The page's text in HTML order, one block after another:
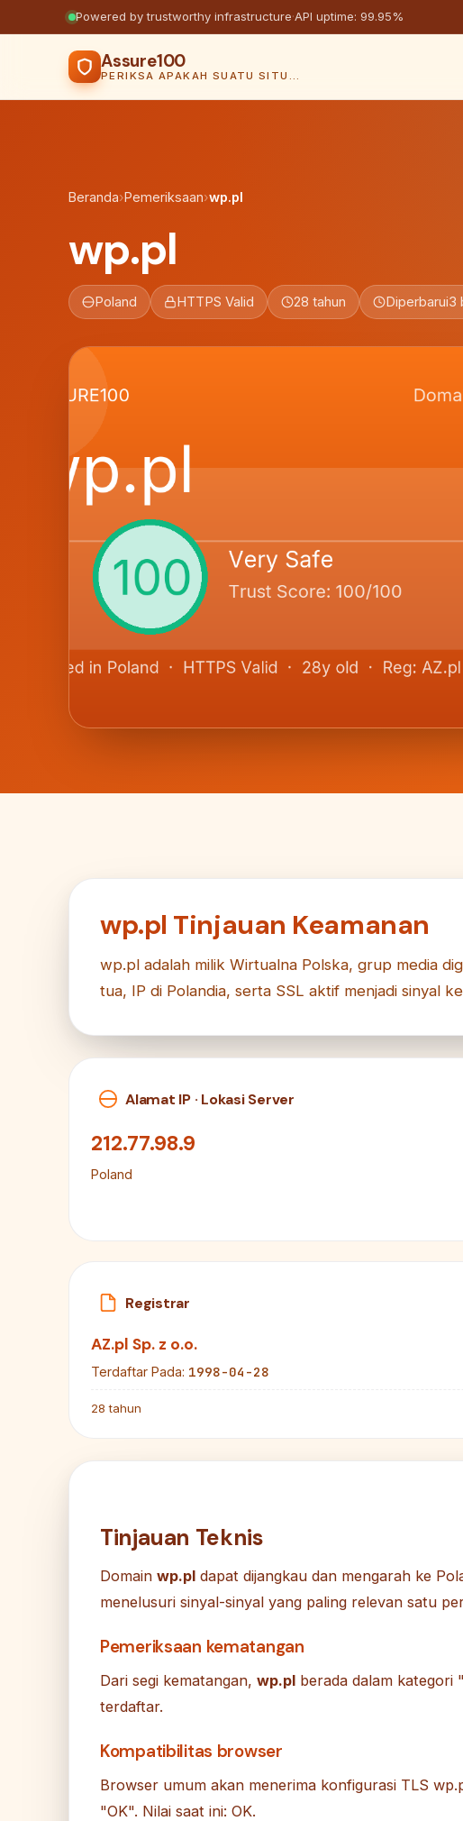
Powered by trustworthy infrastructure·API uptime: 99.95%
Assure100
PERIKSA APAKAH SUATU SITUS AMAN
Beranda›Pemeriksaan›wp.pl
wp.pl
Poland HTTPS Valid 28 tahun Diperbarui3
wp.pl Tinjauan Keamanan
wp.pl adalah milik Wirtualna Polska, grup media
tua, IP di Polandia, serta SSL aktif menjadi sinyal
Alamat IP · Lokasi Server
212.77.98.9
Poland
Registrar
AZ.pl Sp. z o.o.
Terdaftar Pada: 1998-04-28
28 tahun
Tinjauan Teknis
Domain wp.pl dapat dijangkau dan mengarah ke
menelusuri sinyal-sinyal yang paling relevan satu
Pemeriksaan kematangan
Dari segi kematangan, wp.pl berada dalam
terdaftar.
Kompatibilitas browser
Browser umum akan menerima konfigurasi TLS
"OK". Nilai saat ini: OK.